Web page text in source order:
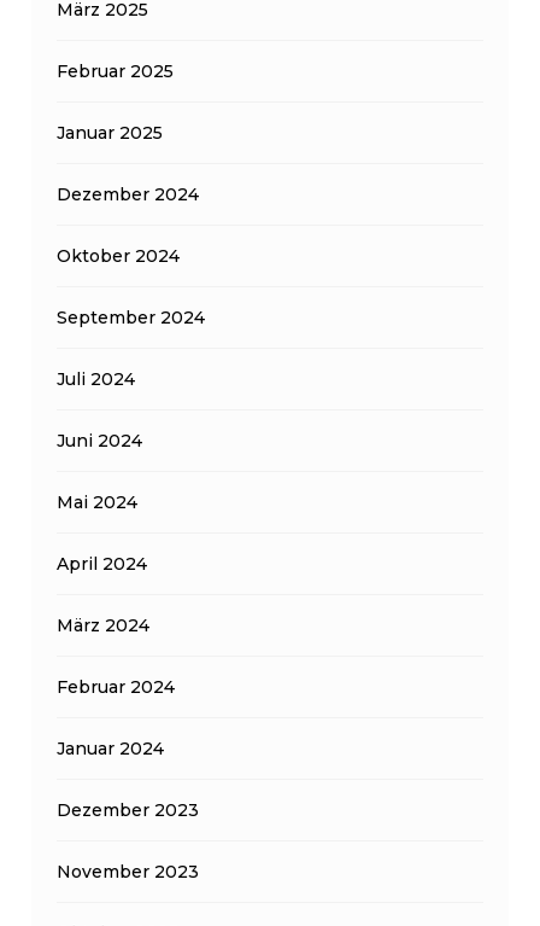
März 2025
Februar 2025
Januar 2025
Dezember 2024
Oktober 2024
September 2024
Juli 2024
Juni 2024
Mai 2024
April 2024
März 2024
Februar 2024
Januar 2024
Dezember 2023
November 2023